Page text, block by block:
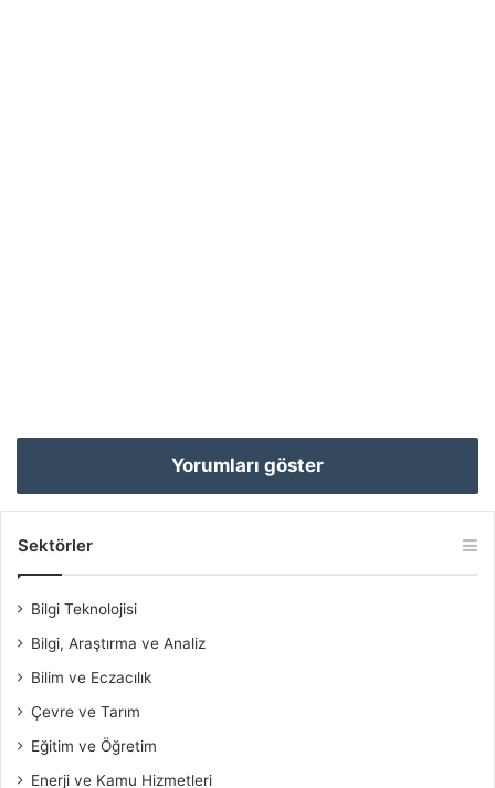
Yorumları göster
Sektörler
Bilgi Teknolojisi
Bilgi, Araştırma ve Analiz
Bilim ve Eczacılık
Çevre ve Tarım
Eğitim ve Öğretim
Enerji ve Kamu Hizmetleri